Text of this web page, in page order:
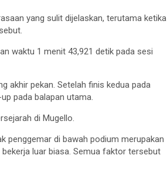
yang sulit dijelaskan, terutama ketika
waktu 1 menit 43,921 detik pada sesi
akhir pekan. Setelah finis kedua pada
pada balapan utama.
di Mugello.
penggemar di bawah podium merupakan
luar biasa. Semua faktor tersebut